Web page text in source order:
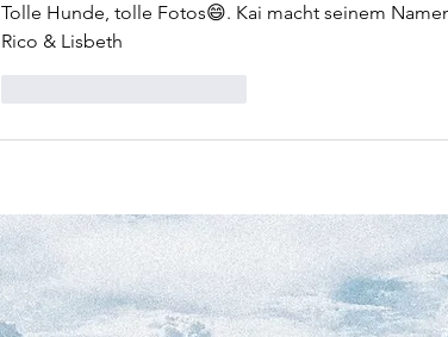
Tolle Hunde, tolle Fotos😄. Kai macht seinem
Rico & Lisbeth